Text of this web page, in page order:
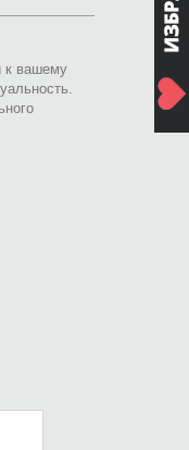
к вашему